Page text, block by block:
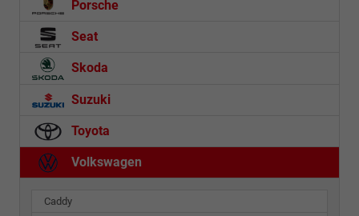
Porsche
Seat
Skoda
Suzuki
Toyota
Volkswagen
Caddy